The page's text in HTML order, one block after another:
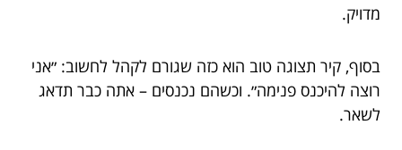
מדויק.
בסוף, קיר תצוגה טוב הוא כזה שגורם לקהל לחשוב: ״אני
רוצה להיכנס פנימה״. וכשהם נכנסים – אתה כבר תדאג
לשאר.